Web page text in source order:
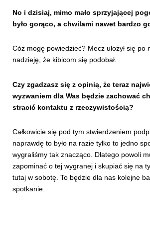
No i dzisiaj, mimo mało sprzyjającej
było gorąco, a chwilami nawet bardzo
Cóż mogę powiedzieć? Mecz ułożył się po
nadzieję, że kibicom się podobał.
Czy zgadzasz się z opinią, że teraz
wyzwaniem dla Was będzie zachować
stracić kontaktu z rzeczywistością?
Całkowicie się pod tym stwierdzeniem
naprawdę to było na razie tylko to jedno
wygraliśmy tak znacząco. Dlatego powoli
zapominać o tej wygranej i skupiać się na
tutaj w sobotę. To będzie dla nas kolejne
spotkanie.